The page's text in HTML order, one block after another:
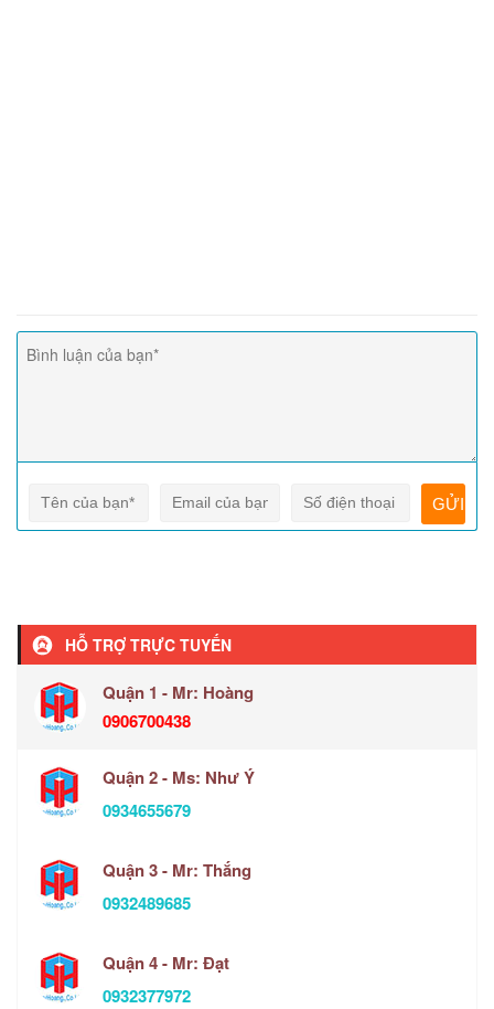
HỖ TRỢ TRỰC TUYẾN
Quận 1 - Mr: Hoàng
0906700438
Quận 2 - Ms: Như Ý
0934655679
Quận 3 - Mr: Thắng
0932489685
Quận 4 - Mr: Đạt
0932377972